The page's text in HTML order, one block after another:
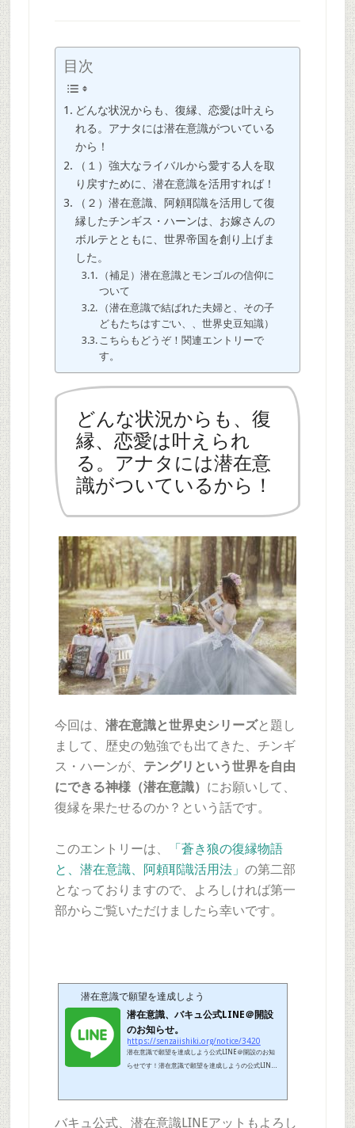
目次
どんな状況からも、復縁、恋愛は叶えら
れる。アナタには潜在意識がついている
から！
（１）強大なライバルから愛する人を取
り戻すために、潜在意識を活用すれば！
（２）潜在意識、阿頼耶識を活用して復
縁したチンギス・ハーンは、お嫁さんの
ボルテとともに、世界帝国を創り上げま
した。
（補足）潜在意識とモンゴルの信仰に
ついて
（潜在意識で結ばれた夫婦と、その子
どもたちはすごい、、世界史豆知識）
こちらもどうぞ！関連エントリーで
す。
どんな状況からも、復
縁、恋愛は叶えられ
る。アナタには潜在意
識がついているから！
今回は、 潜在意識と世界史シリーズと題し
まして、歴史の勉強でも出てきた、チンギ
ス・ハーンが、 テングリという世界を自由
にできる神様（潜在意識） にお願いして、
復縁を果たせるのか？という話です。
このエントリーは、
「蒼き狼の復縁物語
と、潜在意識、阿頼耶識活用法」 の第二部
となっておりますので、よろしければ第一
部からご覧いただけましたら幸いです。
潜在意識で願望を達成しよう
潜在意識、バキュ公式LINE＠開設
のお知らせ。
https://senzaiishiki.org/notice/3420
潜在意識で願望を達成しよう公式LINE＠開設のお知
らせです！潜在意識で願望を達成しようの公式LINE
ましたら幸いです。開運情報、ブログの更新情報など
バキュ公式、潜在意識LINEアットもよろし